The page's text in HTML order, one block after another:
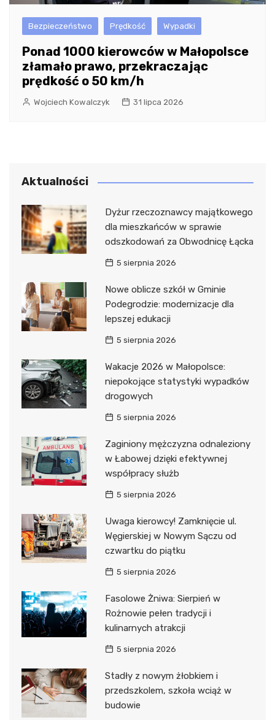
Bezpieczeństwo Prędkość Wypadki
Ponad 1000 kierowców w Małopolsce
złamało prawo, przekraczając
prędkość o 50 km/h
Wojciech Kowalczyk 31 lipca 2026
Aktualności
Dyżur rzeczoznawcy majątkowego
dla mieszkańców w sprawie
odszkodowań za Obwodnicę Łącka
5 sierpnia 2026
Nowe oblicze szkół w Gminie
Podegrodzie: modernizacje dla
lepszej edukacji
5 sierpnia 2026
Wakacje 2026 w Małopolsce:
niepokojące statystyki wypadków
drogowych
5 sierpnia 2026
Zaginiony mężczyzna odnaleziony
w Łabowej dzięki efektywnej
współpracy służb
5 sierpnia 2026
Uwaga kierowcy! Zamknięcie ul.
Węgierskiej w Nowym Sączu od
czwartku do piątku
5 sierpnia 2026
Fasolowe Żniwa: Sierpień w
Rożnowie pełen tradycji i
kulinarnych atrakcji
5 sierpnia 2026
Stadły z nowym żłobkiem i
przedszkolem, szkoła wciąż w
budowie